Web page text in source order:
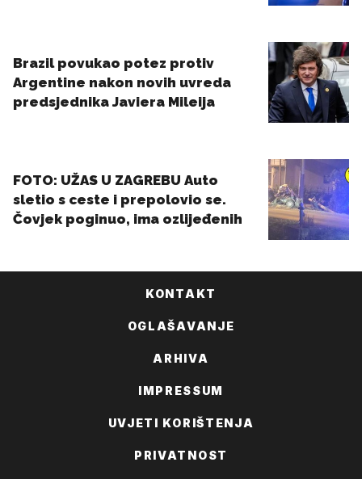
KONTAKT
OGLAŠAVANJE
ARHIVA
IMPRESSUM
UVJETI KORIŠTENJA
PRIVATNOST